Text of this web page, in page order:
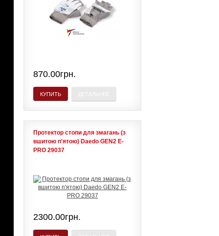
870.00грн.
КУПИТЬ
Протектор стопи для змагань (з
вшитою п'ятою) Daedo GEN2 E-
PRO 29037
2300.00грн.